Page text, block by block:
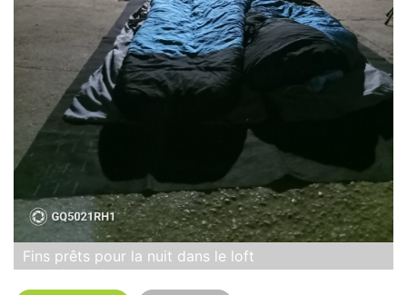
Fins prêts pour la nuit dans le loft